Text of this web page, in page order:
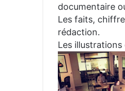
documentaire
Les faits,
rédaction.
Les